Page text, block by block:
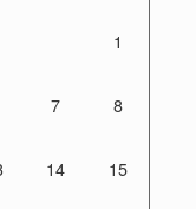
1
7 8
14 15